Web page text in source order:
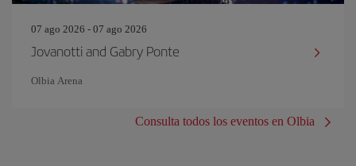
07 ago 2026 - 07 ago 2026
Jovanotti and Gabry Ponte
Olbia Arena
Consulta todos los eventos en Olbia